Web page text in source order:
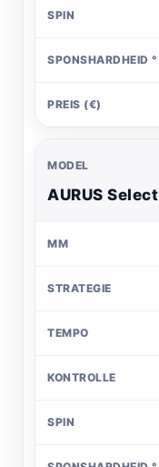
AURUS Select